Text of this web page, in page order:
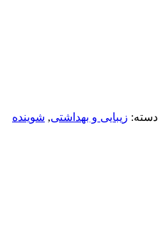
دسته: زیبایی و بهداشتی, شوینده